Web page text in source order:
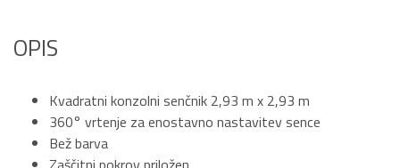
OPIS
Kvadratni konzolni senčnik 2,93 m x 2,93 m
360° vrtenje za enostavno nastavitev sence
Bež barva